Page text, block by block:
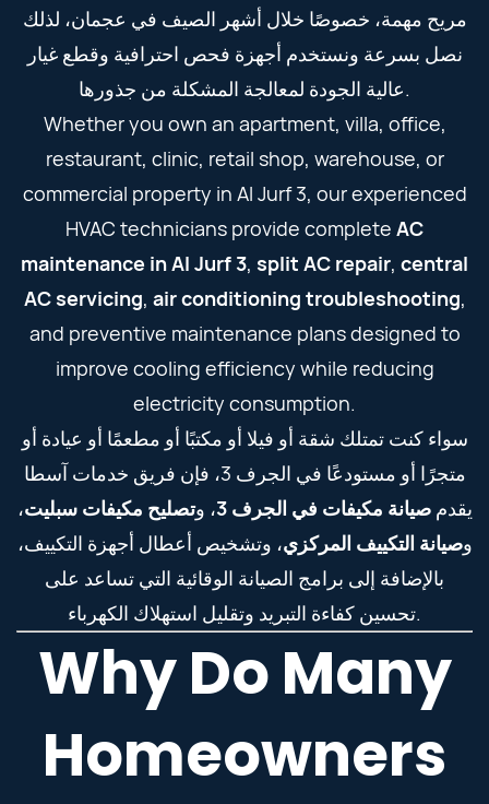
مريح مهمة، خصوصًا خلال أشهر الصيف في عجمان، لذلك
نصل بسرعة ونستخدم أجهزة فحص احترافية وقطع غيار
عالية الجودة لمعالجة المشكلة من جذورها.
Whether you own an apartment, villa, office,
restaurant, clinic, retail shop, warehouse, or
commercial property in Al Jurf 3, our experienced
HVAC technicians provide complete AC
maintenance in Al Jurf 3, split AC repair, central
AC servicing, air conditioning troubleshooting,
and preventive maintenance plans designed to
improve cooling efficiency while reducing
electricity consumption.
سواء كنت تمتلك شقة أو فيلا أو مكتبًا أو مطعمًا أو عيادة أو
متجرًا أو مستودعًا في الجرف 3، فإن فريق خدمات آسطا
يقدمصيانة مكيفات في الجرف 3 ، وتصليح مكيفات سبليت،
وصيانة التكييف المركزي، وتشخيص أعطال أجهزة التكييف،
بالإضافة إلى برامج الصيانة الوقائية التي تساعد على
تحسين كفاءة التبريد وتقليل استهلاك الكهرباء.
Why Do Many
Homeowners